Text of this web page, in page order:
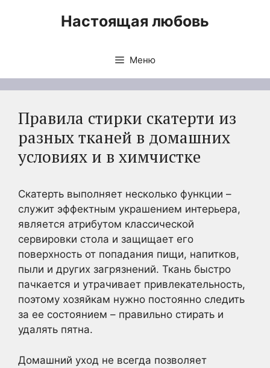
Настоящая любовь
Меню
Правила стирки скатерти из
разных тканей в домашних
условиях и в химчистке
Скатерть выполняет несколько функции –
служит эффектным украшением интерьера,
является атрибутом классической
сервировки стола и защищает его
поверхность от попадания пищи, напитков,
пыли и других загрязнений. Ткань быстро
пачкается и утрачивает привлекательность,
поэтому хозяйкам нужно постоянно следить
за ее состоянием – правильно стирать и
удалять пятна.
Домашний уход не всегда позволяет